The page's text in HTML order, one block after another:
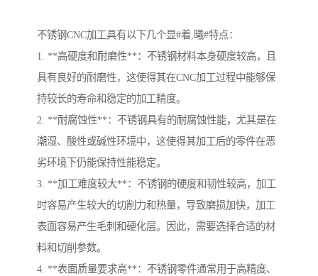
不锈钢CNC加工具有以下几个显#着,曦#特点：
1. **高硬度和耐磨性**：不锈钢材料本身硬度较高，且
具有良好的耐磨性，这使得其在CNC加工过程中能够保
持较长的寿命和稳定的加工精度。
2. **耐腐蚀性**：不锈钢具有的耐腐蚀性能，尤其是在
潮湿、酸性或碱性环境中，这使得其加工后的零件在恶
劣环境下仍能保持性能稳定。
3. **加工难度较大**：不锈钢的硬度和韧性较高，加工
时容易产生较大的切削力和热量，导致磨损加快，加工
表面容易产生毛刺和硬化层。因此，需要选择合适的材
料和切削参数。
4. **表面质量要求高**：不锈钢零件通常用于高精度、